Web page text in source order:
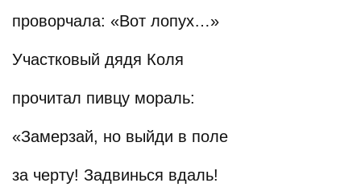
проворчала: «Вот лопух…»
Участковый дядя Коля
прочитал пивцу мораль:
«Замерзай, но выйди в поле
за черту! Задвинься вдаль!